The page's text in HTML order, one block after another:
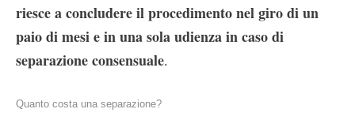
riesce a concludere il procedimento nel giro di un
paio di mesi e in una sola udienza in caso di
separazione consensuale.
Quanto costa una separazione?